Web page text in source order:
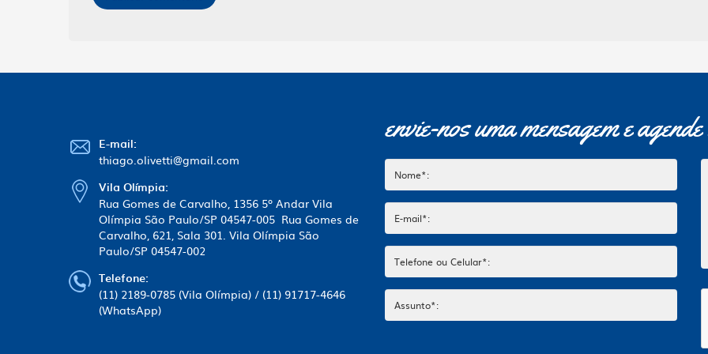
E-mail:
thiago.olivetti@gmail.com
Vila Olímpia:
Rua Gomes de Carvalho, 1356 5º Andar Vila
Olímpia São Paulo/SP 04547-005 ㅤㅤㅤㅤㅤㅤㅤㅤㅤㅤㅤㅤㅤㅤㅤㅤㅤㅤㅤㅤㅤㅤㅤㅤㅤㅤㅤㅤㅤㅤ Rua Gomes de
Carvalho, 621, Sala 301. Vila Olímpia São
Paulo/SP 04547-002
Telefone:
(11) 2189-0785 (Vila Olímpia) / (11) 91717-4646
(WhatsApp)
envie-nos uma mensagem e